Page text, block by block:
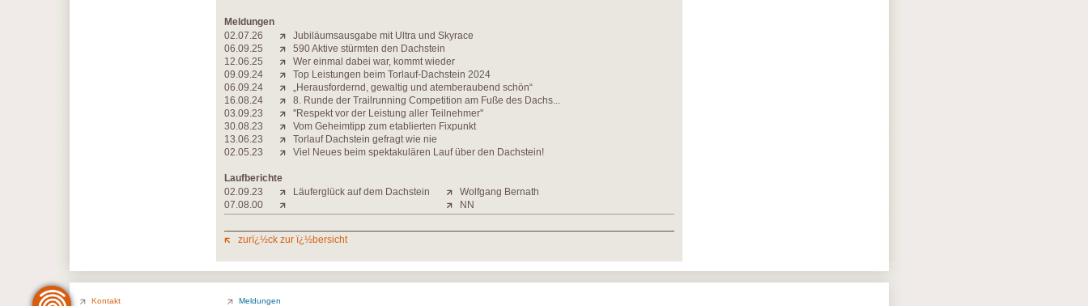
Meldungen
02.07.26
Jubiläumsausgabe mit Ultra und Skyrace
06.09.25
590 Aktive stürmten den Dachstein
12.06.25
Wer einmal dabei war, kommt wieder
09.09.24
Top Leistungen beim Torlauf-Dachstein 2024
06.09.24
„Herausfordernd, gewaltig und atemberaubend schön“
16.08.24
8. Runde der Trailrunning Competition am Fuße des Dachs...
03.09.23
''Respekt vor der Leistung aller Teilnehmer''
30.08.23
Vom Geheimtipp zum etablierten Fixpunkt
13.06.23
Torlauf Dachstein gefragt wie nie
02.05.23
Viel Neues beim spektakulären Lauf über den Dachstein!
Laufberichte
02.09.23
Läuferglück auf dem Dachstein
Wolfgang Bernath
07.08.00
NN
zurï¿½ck zur ï¿½bersicht
Kontakt Meldungen